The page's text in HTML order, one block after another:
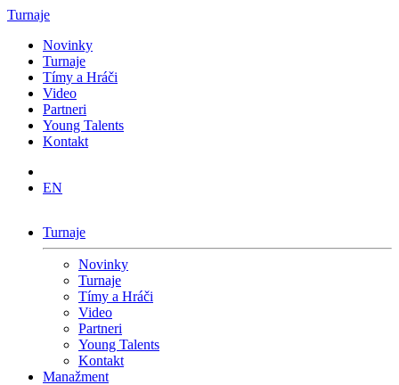
Turnaje
Novinky
Turnaje
Tímy a Hráči
Video
Partneri
Young Talents
Kontakt
EN
Turnaje
Novinky
Turnaje
Tímy a Hráči
Video
Partneri
Young Talents
Kontakt
Manažment